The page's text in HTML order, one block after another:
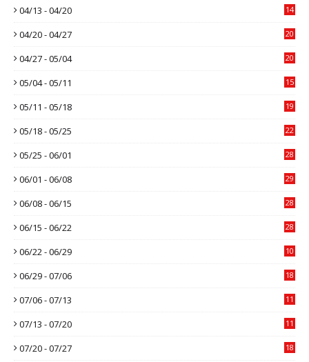
04/13 - 04/20 14
04/20 - 04/27 20
04/27 - 05/04 20
05/04 - 05/11 15
05/11 - 05/18 19
05/18 - 05/25 22
05/25 - 06/01 28
06/01 - 06/08 29
06/08 - 06/15 28
06/15 - 06/22 28
06/22 - 06/29 10
06/29 - 07/06 18
07/06 - 07/13 11
07/13 - 07/20 11
07/20 - 07/27 18